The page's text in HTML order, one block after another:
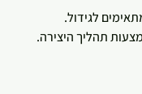
לגידול.
תהליך היצירה.